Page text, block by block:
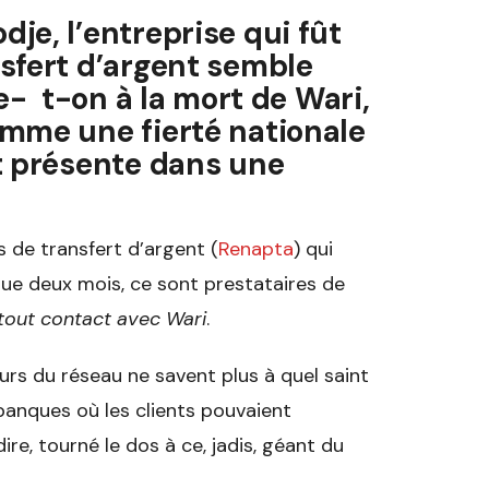
l’entreprise qui fût
d’argent semble
t-on à la mort de Wari,
une fierté nationale
dans une
de transfert d’argent (Renapta) qui
deux mois, ce sont prestataires de
contact avec Wari.
du réseau ne savent plus à quel saint
où les clients pouvaient
tourné le dos à ce, jadis, géant du